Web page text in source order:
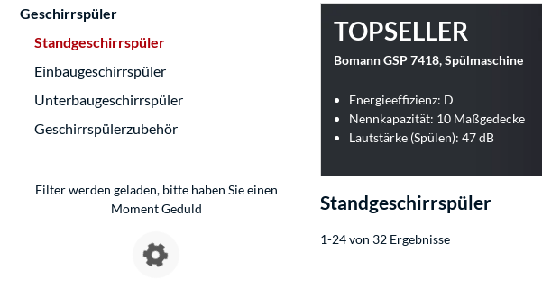
Geschirrspüler
Standgeschirrspüler
Einbaugeschirrspüler
Unterbaugeschirrspüler
Geschirrspülerzubehör
Filter werden geladen, bitte haben Sie einen
Moment Geduld
TOPSELLER
Bomann GSP 7418, Spülmaschine
Energieeffizienz: D
Nennkapazität: 10 Maßgedecke
Lautstärke (Spülen): 47 dB
Standgeschirrspüler
1-24 von 32 Ergebnisse